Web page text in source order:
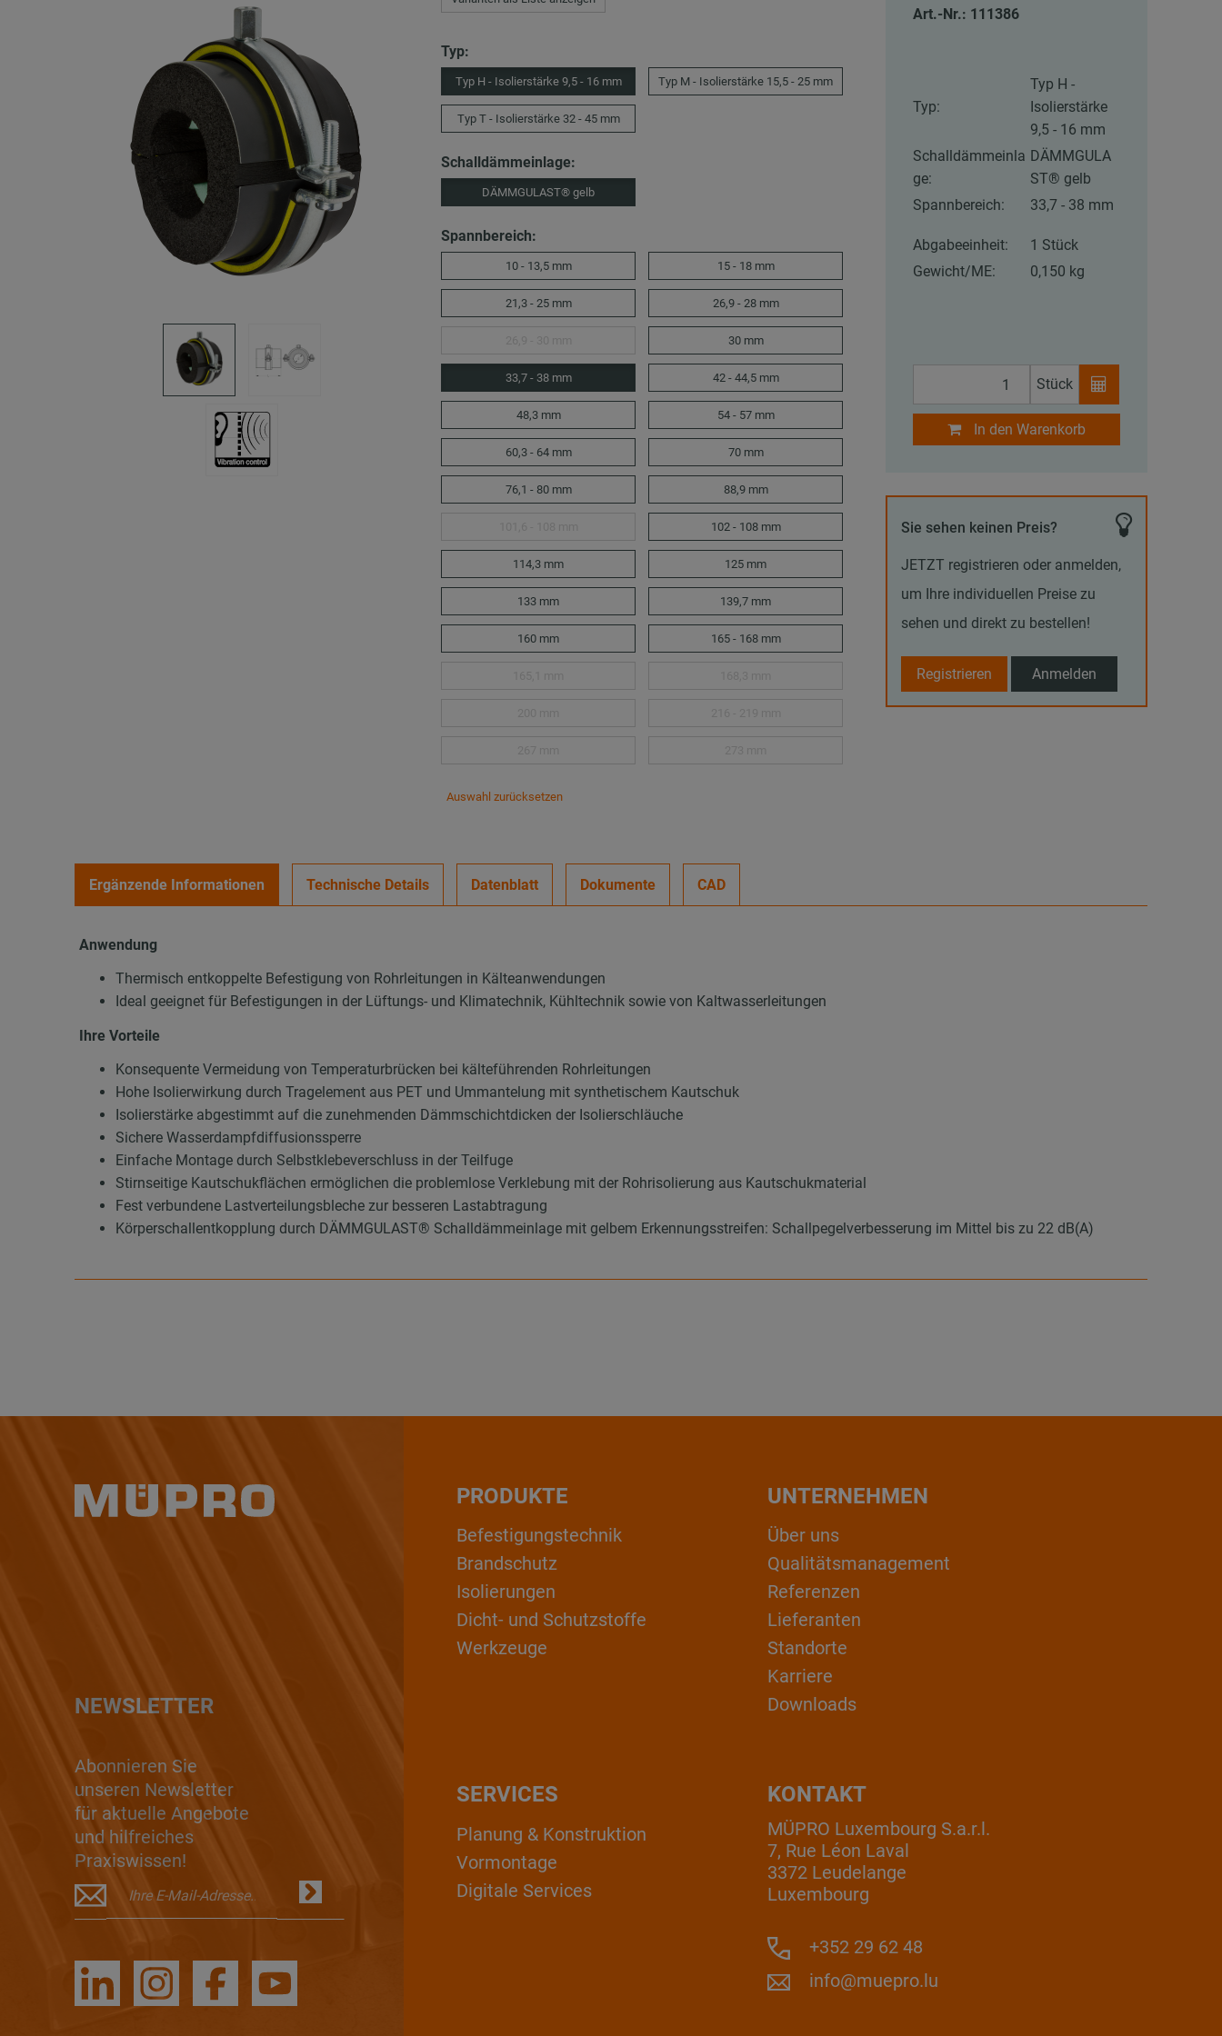
Typ:
Typ H - Isolierstärke 9,5 - 16 mm Typ M - Isolierstärke 15,5 - 25 mm
Typ T - Isolierstärke 32 - 45 mm
Schalldämmeinlage:
DÄMMGULAST® gelb
Spannbereich:
10 - 13,5 mm 15 - 18 mm
21,3 - 25 mm 26,9 - 28 mm
30 mm
33,7 - 38 mm 42 - 44,5 mm
48,3 mm 54 - 57 mm
60,3 - 64 mm 70 mm
76,1 - 80 mm 88,9 mm
102 - 108 mm
114,3 mm 125 mm
133 mm 139,7 mm
160 mm 165 - 168 mm
Auswahl zurücksetzen
Art.-Nr.: 111386
Typ:
Typ H -
Isolierstärke
9,5 - 16 mm
Schalldämmeinla
ge:
DÄMMGULA
ST® gelb
Spannbereich:
33,7 - 38 mm
Abgabeeinheit:
1 Stück
Gewicht/ME:
0,150 kg
Stück
In den Warenkorb
Sie sehen keinen Preis?
JETZT registrieren oder anmelden,
um Ihre individuellen Preise zu
sehen und direkt zu bestellen!
Registrieren Anmelden
Ergänzende Informationen Technische Details Datenblatt Dokumente CAD
Anwendung
Thermisch entkoppelte Befestigung von Rohrleitungen in Kälteanwendungen
Ideal geeignet für Befestigungen in der Lüftungs- und Klimatechnik, Kühltechnik sowie von Kaltwasserleitungen
Ihre Vorteile
Konsequente Vermeidung von Temperaturbrücken bei kälteführenden Rohrleitungen
Hohe Isolierwirkung durch Tragelement aus PET und Ummantelung mit synthetischem Kautschuk
Isolierstärke abgestimmt auf die zunehmenden Dämmschichtdicken der Isolierschläuche
Sichere Wasserdampfdiffusionssperre
Einfache Montage durch Selbstklebeverschluss in der Teilfuge
Stirnseitige Kautschukflächen ermöglichen die problemlose Verklebung mit der Rohrisolierung aus Kautschukmaterial
Fest verbundene Lastverteilungsbleche zur besseren Lastabtragung
Körperschallentkopplung durch DÄMMGULAST® Schalldämmeinlage mit gelbem Erkennungsstreifen: Schallpegelverbesserung im Mittel bis zu 22 dB(A)
NEWSLETTER
Abonnieren Sie
unseren Newsletter
für aktuelle Angebote
und hilfreiches
Praxiswissen!
PRODUKTE
Befestigungstechnik
Brandschutz
Isolierungen
Dicht- und Schutzstoffe
Werkzeuge
UNTERNEHMEN
Über uns
Qualitätsmanagement
Referenzen
Lieferanten
Standorte
Karriere
Downloads
KONTAKT
MÜPRO Luxembourg S.a.r.l.
7, Rue Léon Laval
3372 Leudelange
Luxembourg
+352 29 62 48
info@muepro.lu
SERVICES
Planung & Konstruktion
Vormontage
Digitale Services